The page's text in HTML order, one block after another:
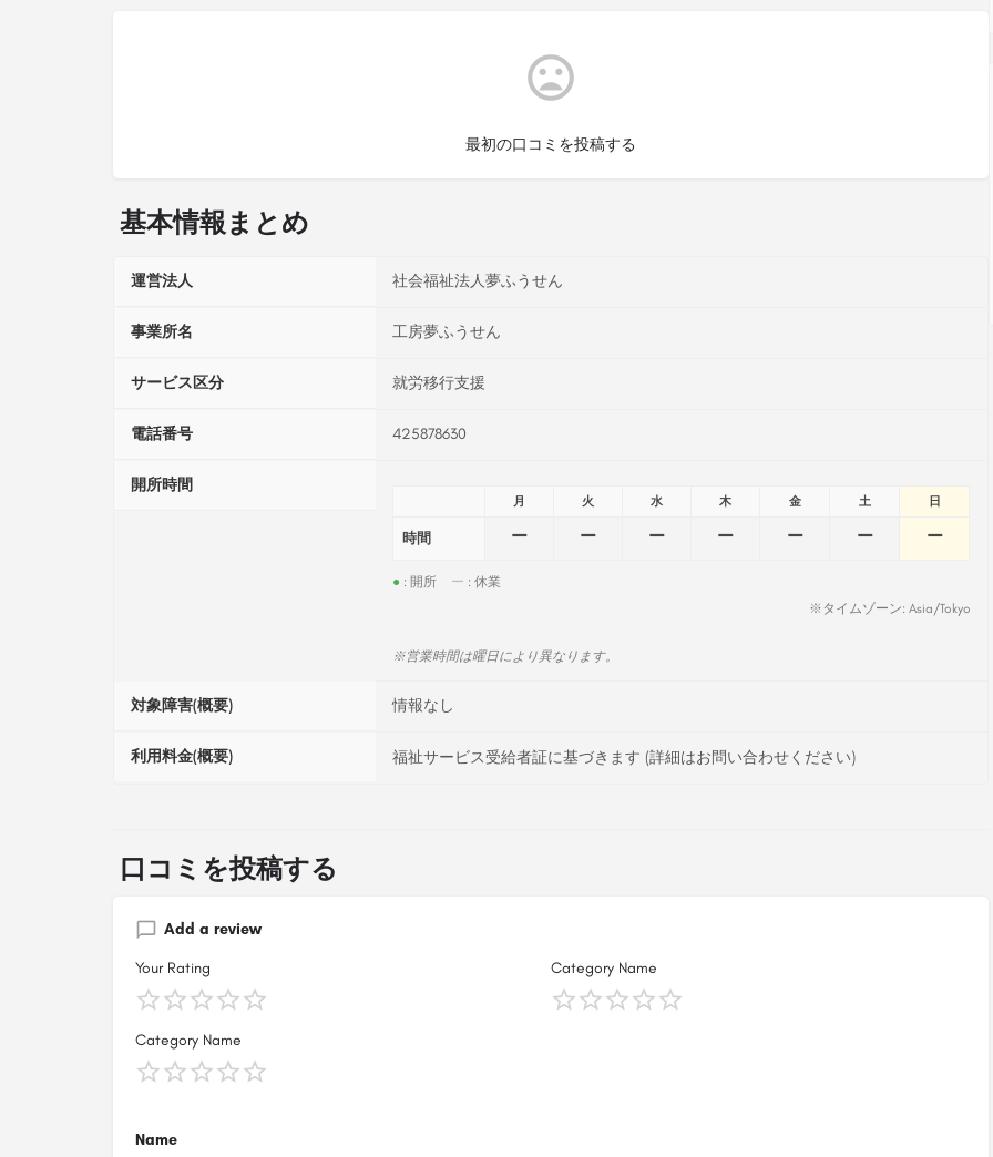
最初の口コミを投稿する
基本情報まとめ
運営法人 社会福祉法人夢ふうせん
事業所名 工房夢ふうせん
サービス区分 就労移行支援
電話番号 425878630
開所時間
月 火 水 木 金 土 日
時間 ー ー ー ー ー ー ー
● : 開所 ー : 休業
※タイムゾーン: Asia/Tokyo
※営業時間は曜日により異なります。
対象障害(概要) 情報なし
利用料金(概要) 福祉サービス受給者証に基づきます (詳細はお問い合わせください)
口コミを投稿する
Add a review
Your Rating Category Name
Category Name
Name